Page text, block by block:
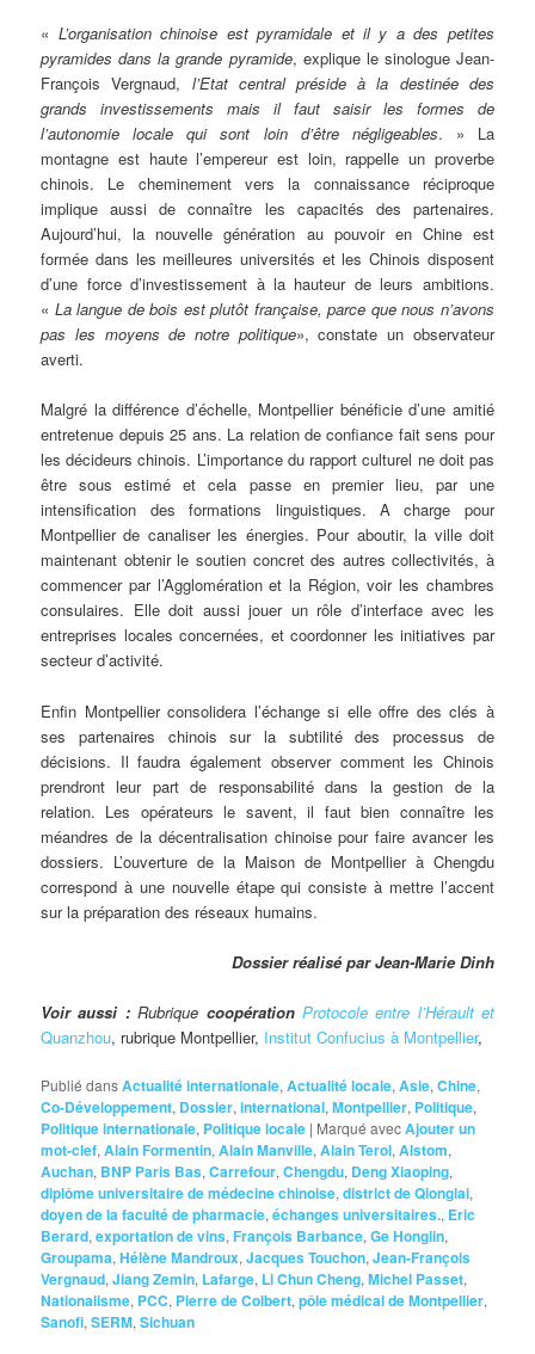
« L’organisation chinoise est pyramidale et il y a des petites
pyramides dans la grande pyramide, explique le sinologue Jean-
François Vergnaud, l’Etat central préside à la destinée des
grands investissements mais il faut saisir les formes de
l’autonomie locale qui sont loin d’être négligeables. » La
montagne est haute l’empereur est loin, rappelle un proverbe
chinois. Le cheminement vers la connaissance réciproque
implique aussi de connaître les capacités des partenaires.
Aujourd’hui, la nouvelle génération au pouvoir en Chine est
formée dans les meilleures universités et les Chinois disposent
d’une force d’investissement à la hauteur de leurs ambitions.
« La langue de bois est plutôt française, parce que nous n’avons
pas les moyens de notre politique», constate un observateur
averti.
Malgré la différence d’échelle, Montpellier bénéficie d’une amitié
entretenue depuis 25 ans. La relation de confiance fait sens pour
les décideurs chinois. L’importance du rapport culturel ne doit pas
être sous estimé et cela passe en premier lieu, par une
intensification des formations linguistiques. A charge pour
Montpellier de canaliser les énergies. Pour aboutir, la ville doit
maintenant obtenir le soutien concret des autres collectivités, à
commencer par l’Agglomération et la Région, voir les chambres
consulaires. Elle doit aussi jouer un rôle d’interface avec les
entreprises locales concernées, et coordonner les initiatives par
secteur d’activité.
Enfin Montpellier consolidera l’échange si elle offre des clés à
ses partenaires chinois sur la subtilité des processus de
décisions. Il faudra également observer comment les Chinois
prendront leur part de responsabilité dans la gestion de la
relation. Les opérateurs le savent, il faut bien connaître les
méandres de la décentralisation chinoise pour faire avancer les
dossiers. L’ouverture de la Maison de Montpellier à Chengdu
correspond à une nouvelle étape qui consiste à mettre l’accent
sur la préparation des réseaux humains.
Dossier réalisé par Jean-Marie Dinh
Voir aussi :Rubrique coopération Protocole entre l’Hérault et
Quanzhou, rubrique Montpellier, Institut Confucius à Montpellier,
Publié dansActualité internationale,Actualité locale,Asie,Chine,
Co-Développement, Dossier,international,Montpellier, Politique,
Politique internationale, Politique locale | Marqué avecAjouter un
mot-clef,Alain Formentin,Alain Manville,Alain Terol,Alstom,
Auchan, BNP Paris Bas,Carrefour,Chengdu, Deng Xiaoping,
diplôme universitaire de médecine chinoise,district de Qionglai,
doyen de la faculté de pharmacie,échanges universitaires., Eric
Berard,exportation de vins,François Barbance,Ge Honglin,
Groupama,Hélène Mandroux,Jacques Touchon,Jean-François
Vergnaud,Jiang Zemin, Lafarge, Li Chun Cheng,Michel Passet,
Nationalisme, PCC, Pierre de Colbert,pôle médical de Montpellier,
Sanofi,SERM,Sichuan